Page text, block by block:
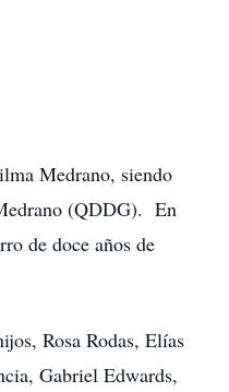
Medrano, siendo
(QDDG). En
de doce años de
Rosa Rodas, Elías
Gabriel Edwards,